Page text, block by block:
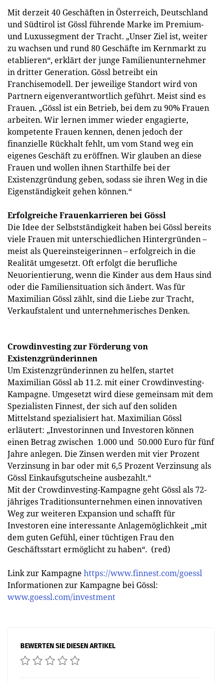
Mit derzeit 40 Geschäften in Österreich, Deutschland
und Südtirol ist Gössl führende Marke im Premium-
und Luxussegment der Tracht. „Unser Ziel ist, weiter
zu wachsen und rund 80 Geschäfte im Kernmarkt zu
etablieren“, erklärt der junge Familienunternehmer
in dritter Generation. Gössl betreibt ein
Franchisemodell. Der jeweilige Standort wird von
Partnern eigenverantwortlich geführt. Meist sind es
Frauen. „Gössl ist ein Betrieb, bei dem zu 90% Frauen
arbeiten. Wir lernen immer wieder engagierte,
kompetente Frauen kennen, denen jedoch der
finanzielle Rückhalt fehlt, um vom Stand weg ein
eigenes Geschäft zu eröffnen. Wir glauben an diese
Frauen und wollen ihnen Starthilfe bei der
Existenzgründung geben, sodass sie ihren Weg in die
Eigenständigkeit gehen können.“
Erfolgreiche Frauenkarrieren bei Gössl
Die Idee der Selbstständigkeit haben bei Gössl bereits
viele Frauen mit unterschiedlichen Hintergründen –
meist als Quereinsteigerinnen – erfolgreich in die
Realität umgesetzt. Oft erfolgt die berufliche
Neuorientierung, wenn die Kinder aus dem Haus sind
oder die Familiensituation sich ändert. Was für
Maximilian Gössl zählt, sind die Liebe zur Tracht,
Verkaufstalent und unternehmerisches Denken.
Crowdinvesting zur Förderung von
Existenzgründerinnen
Um Existenzgründerinnen zu helfen, startet
Maximilian Gössl ab 11.2. mit einer Crowdinvesting-
Kampagne. Umgesetzt wird diese gemeinsam mit dem
Spezialisten Finnest, der sich auf den soliden
Mittelstand spezialisiert hat. Maximilian Gössl
erläutert: „Investorinnen und Investoren können
einen Betrag zwischen 1.000 und 50.000 Euro für fünf
Jahre anlegen. Die Zinsen werden mit vier Prozent
Verzinsung in bar oder mit 6,5 Prozent Verzinsung als
Gössl Einkaufsgutscheine ausbezahlt.“
Mit der Crowdinvesting-Kampagne geht Gössl als 72-
jähriges Traditionsunternehmen einen innovativen
Weg zur weiteren Expansion und schafft für
Investoren eine interessante Anlagemöglichkeit „mit
dem guten Gefühl, einer tüchtigen Frau den
Geschäftsstart ermöglicht zu haben“. (red)
Link zur Kampagne https://www.finnest.com/goessl
Informationen zur Kampagne bei Gössl:
www.goessl.com/investment
BEWERTEN SIE DIESEN ARTIKEL